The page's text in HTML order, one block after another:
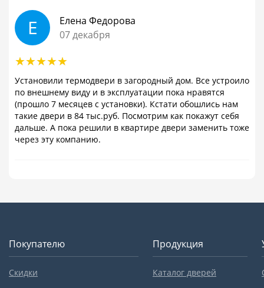
Е
Елена Федорова
07 декабря
Установили термодвери в загородный дом. Все устроило
по внешнему виду и в эксплуатации пока нравятся
(прошло 7 месяцев с установки). Кстати обошлись нам
такие двери в 84 тыс.руб. Посмотрим как покажут себя
дальше. А пока решили в квартире двери заменить тоже
через эту компанию.
Покупателю
Скидки
Продукция
Каталог дверей